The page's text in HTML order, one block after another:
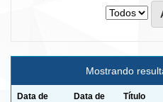
Mostrando
Data de
Data de
Título